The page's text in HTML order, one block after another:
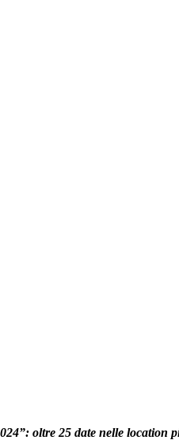
oltre 25 date nelle